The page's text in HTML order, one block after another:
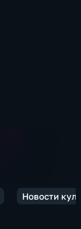
Новости